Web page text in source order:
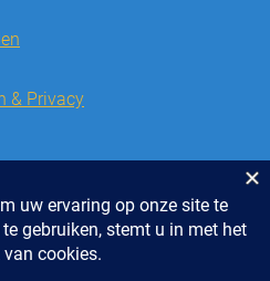
& Privacy
Het Westhoffhuis: Dorpsstraat